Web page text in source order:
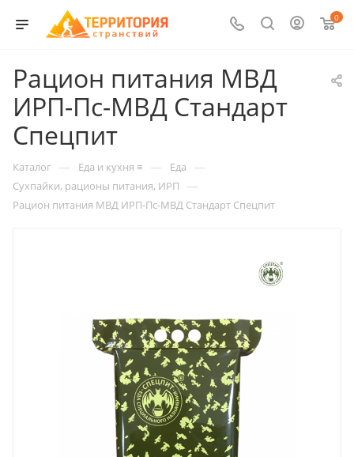
0
Рацион питания МВД
ИРП-Пс-МВД Стандарт
Спецпит
Каталог — Еда и кухня ≡ — Еда —
Сухпайки, рационы питания, ИРП —
Рацион питания МВД ИРП-Пс-МВД Стандарт Спецпит